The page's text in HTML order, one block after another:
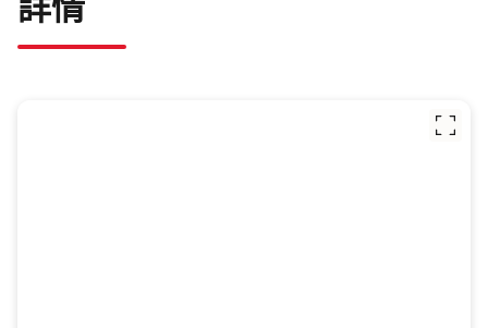
詳情